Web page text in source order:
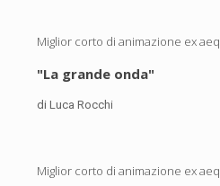
Miglior corto di animazione ex
"La grande onda"
di Luca Rocchi
Miglior corto di animazione ex